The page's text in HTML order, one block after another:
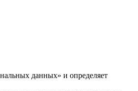
данных» и определяет